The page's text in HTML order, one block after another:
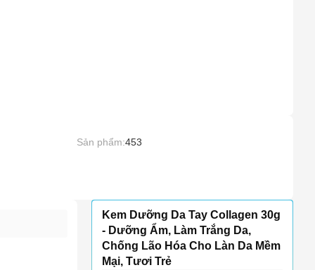
Sản phẩm:453
Kem Dưỡng Da Tay Collagen 30g
- Dưỡng Ẩm, Làm Trắng Da,
Chống Lão Hóa Cho Làn Da Mềm
Mại, Tươi Trẻ